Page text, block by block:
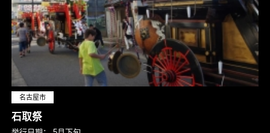
名古屋市
石取祭